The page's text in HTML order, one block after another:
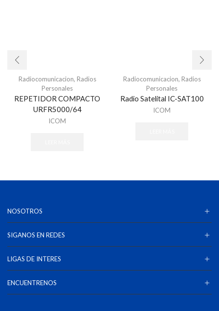
Radiocomunicacion, Radios
Personales
REPETIDOR COMPACTO
URFR5000/64
ICOM
Radiocomunicacion, Radios
Personales
Radio Satelital IC-SAT100
ICOM
NOSOTROS
SIGANOS EN REDES
LIGAS DE INTERES
ENCUENTRENOS